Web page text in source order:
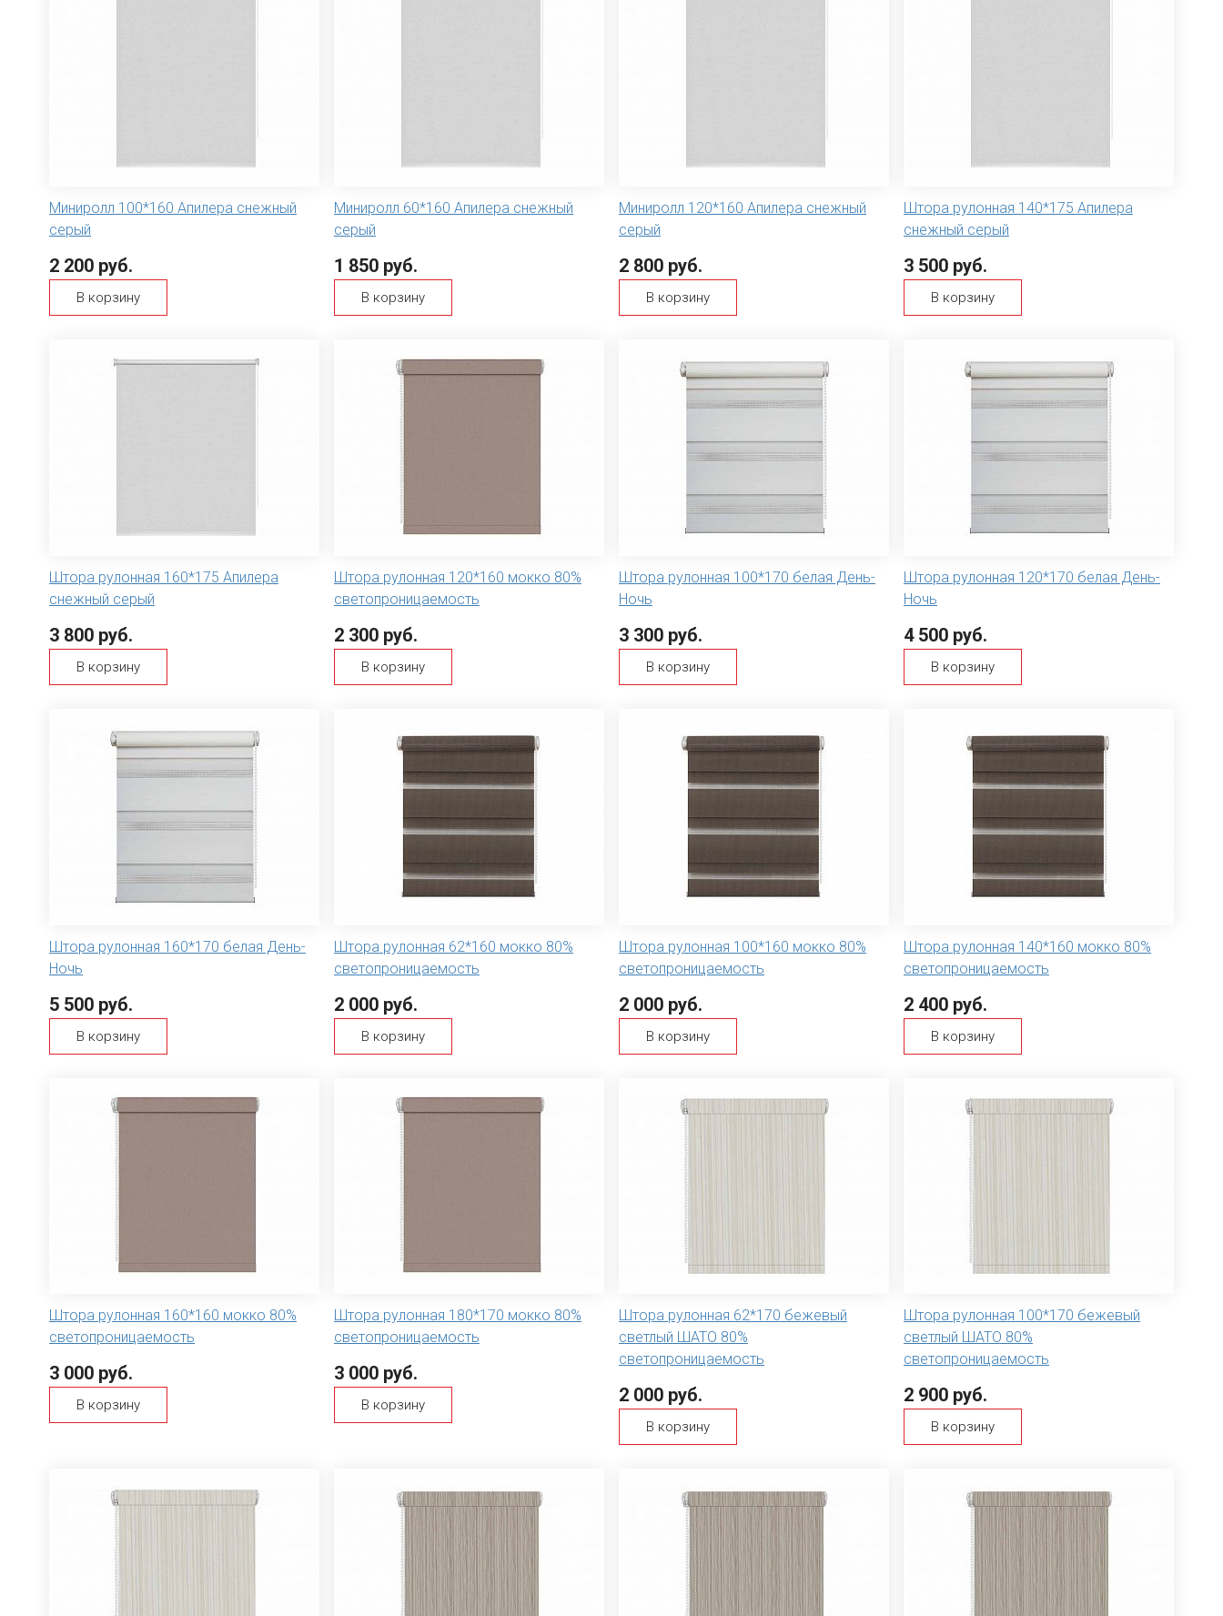
Миниролл 100*160 Апилера снежный
серый
2 200 руб.
В корзину
Миниролл 60*160 Апилера снежный
серый
1 850 руб.
В корзину
Миниролл 120*160 Апилера снежный
серый
2 800 руб.
В корзину
Штора рулонная 140*175 Апилера
снежный серый
3 500 руб.
В корзину
Штора рулонная 160*175 Апилера
снежный серый
3 800 руб.
В корзину
Штора рулонная 120*160 мокко 80%
светопроницаемость
2 300 руб.
В корзину
Штора рулонная 100*170 белая День-
Ночь
3 300 руб.
В корзину
Штора рулонная 120*170 белая День-
Ночь
4 500 руб.
В корзину
Штора рулонная 160*170 белая День-
Ночь
5 500 руб.
В корзину
Штора рулонная 62*160 мокко 80%
светопроницаемость
2 000 руб.
В корзину
Штора рулонная 100*160 мокко 80%
светопроницаемость
2 000 руб.
В корзину
Штора рулонная 140*160 мокко 80%
светопроницаемость
2 400 руб.
В корзину
Штора рулонная 160*160 мокко 80%
светопроницаемость
3 000 руб.
В корзину
Штора рулонная 180*170 мокко 80%
светопроницаемость
3 000 руб.
В корзину
Штора рулонная 62*170 бежевый
светлый ШАТО 80%
светопроницаемость
2 000 руб.
В корзину
Штора рулонная 100*170 бежевый
светлый ШАТО 80%
светопроницаемость
2 900 руб.
В корзину